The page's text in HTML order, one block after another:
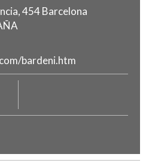
454Barcelona
bardeni.htm